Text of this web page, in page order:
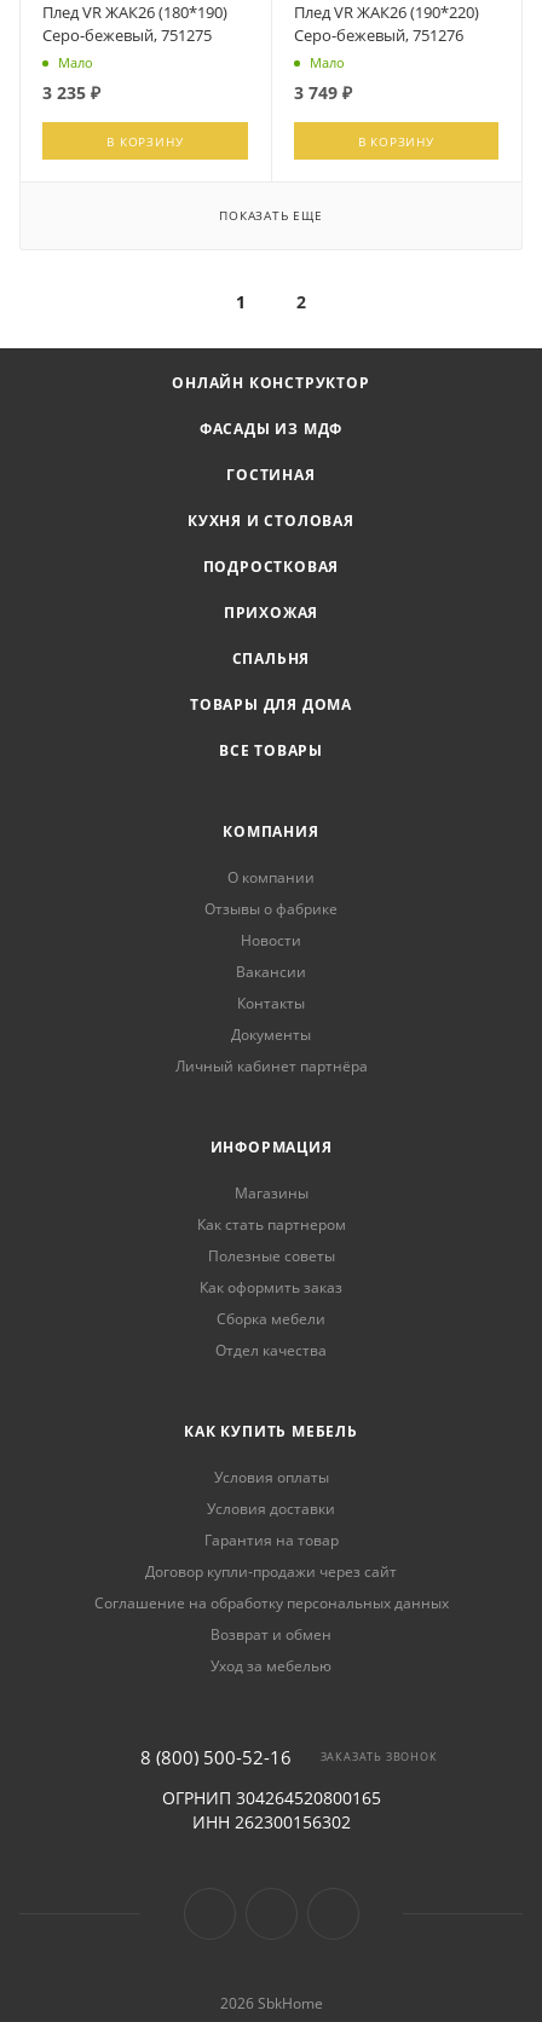
Плед VR ЖАК26 (180*190)
Серо-бежевый, 751275
Мало
3 235 ₽
В КОРЗИНУ
Плед VR ЖАК26 (190*220)
Серо-бежевый, 751276
Мало
3 749₽
В КОРЗИНУ
ПОКАЗАТЬ ЕЩЕ
1 2
ОНЛАЙН КОНСТРУКТОР
ФАСАДЫ ИЗ МДФ
ГОСТИНАЯ
КУХНЯ И СТОЛОВАЯ
ПОДРОСТКОВАЯ
ПРИХОЖАЯ
СПАЛЬНЯ
ТОВАРЫ ДЛЯ ДОМА
ВСЕ ТОВАРЫ
КОМПАНИЯ
О компании
Отзывы о фабрике
Новости
Вакансии
Контакты
Документы
Личный кабинет партнёра
ИНФОРМАЦИЯ
Магазины
Как стать партнером
Полезные советы
Как оформить заказ
Сборка мебели
Отдел качества
КАК КУПИТЬ МЕБЕЛЬ
Условия оплаты
Условия доставки
Гарантия на товар
Договор купли-продажи через сайт
Соглашение на обработку персональных данных
Возврат и обмен
Уход за мебелью
8 (800) 500-52-16 ЗАКАЗАТЬ ЗВОНОК
ОГРНИП 304264520800165
ИНН 262300156302
2026 SbkHome